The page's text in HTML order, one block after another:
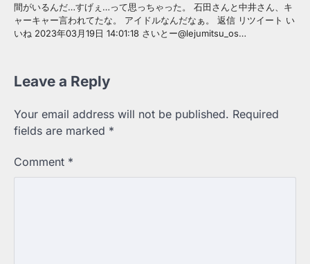
間がいるんだ…すげぇ…って思っちゃった。 石田さんと中井さん、キ
ャーキャー言われてたな。 アイドルなんだなぁ。 返信 リツイート い
いね 2023年03月19日 14:01:18 さいとー@lejumitsu_os…
Leave a Reply
Your email address will not be published. Required
fields are marked *
Comment *